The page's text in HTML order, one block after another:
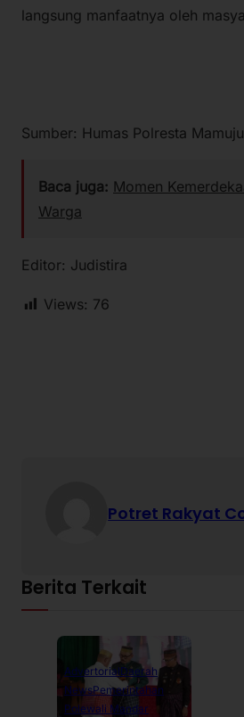
langsung manfaatnya oleh
Sumber: Humas Polresta Mamuju
Baca juga: Momen
Warga
Editor: Judistira
Views: 76
Potret Rakyat
Berita Terkait
AdvertorialDaerah
NewsPemerintahan
Polewali Mandar